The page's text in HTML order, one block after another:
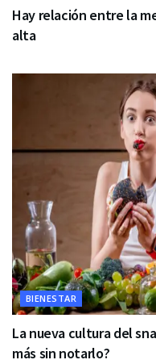
Hay relación entre la
alta
BIENESTAR
La nueva cultura del
más sin notarlo?